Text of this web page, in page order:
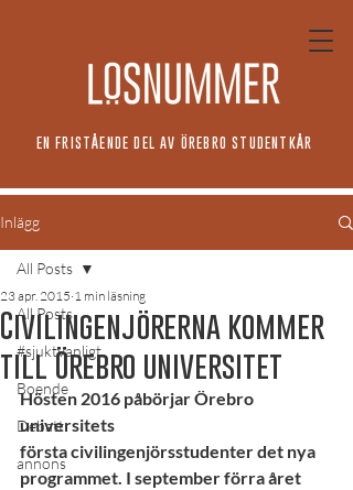
EN FRISTÅENDE DEL AV ÖREBRO STUDENTKÅR
Inlägg
All Posts
#sjuktvanligt
Boende
Debatt
annons
All Posts
Civilingenjörerna kommer
till Örebro universitet
23 apr. 2015 1 min läsning
Hösten 2016 påbörjar Örebro
universitets
första civilingenjörsstudenter det nya
programmet. I september förra året